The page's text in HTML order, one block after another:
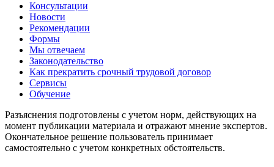
Консультации
Новости
Рекомендации
Формы
Мы отвечаем
Законодательство
Как прекратить срочный трудовой договор
Сервисы
Обучение
Разъяснения подготовлены с учетом норм, действующих на
момент публикации материала и отражают мнение экспертов.
Окончательное решение пользователь принимает
самостоятельно с учетом конкретных обстоятельств.